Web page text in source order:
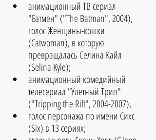
анимационный ТВ сериал
"Бэтмен" ("The Batman", 2004),
голос Женщины-кошки
(Catwoman), в которую
превращалась Селина Кайл
(Selina Kyle);
анимационный комедийный
телесериал "Улетный Трип"
("Tripping the Rift", 2004-2007),
голос персонажа по имени Сикс
(Six) в 13 сериях;